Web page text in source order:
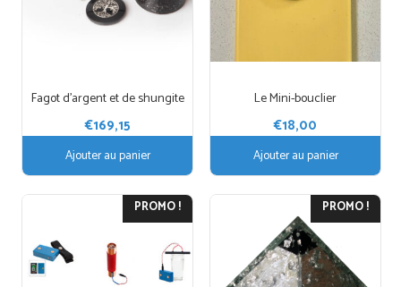
Fagot d’argent et de shungite
€169,15
Ajouter au panier
Le Mini-bouclier
€18,00
Ajouter au panier
PROMO ! PROMO !